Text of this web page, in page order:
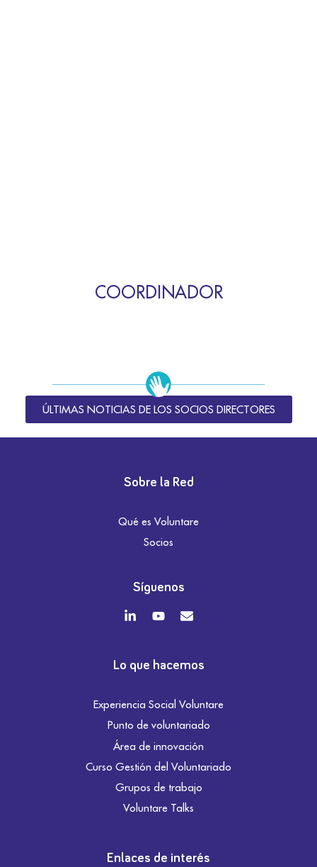
COORDINADOR
ÚLTIMAS NOTICIAS DE LOS SOCIOS DIRECTORES
Sobre la Red
Qué es Voluntare
Socios
Síguenos
Lo que hacemos
Experiencia Social Voluntare
Punto de voluntariado
Área de innovación
Curso Gestión del Voluntariado
Grupos de trabajo
Voluntare Talks
Enlaces de interés